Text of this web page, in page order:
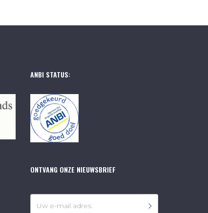
ANBI STATUS:
ONTVANG ONZE NIEUWSBRIEF